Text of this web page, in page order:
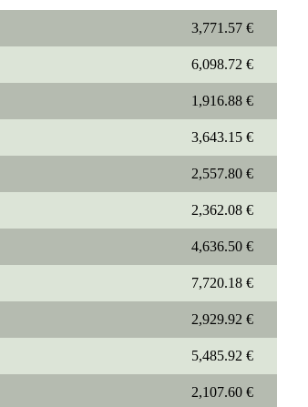
3,771.57 €
6,098.72 €
1,916.88 €
3,643.15 €
2,557.80 €
2,362.08 €
4,636.50 €
7,720.18 €
2,929.92 €
5,485.92 €
2,107.60 €